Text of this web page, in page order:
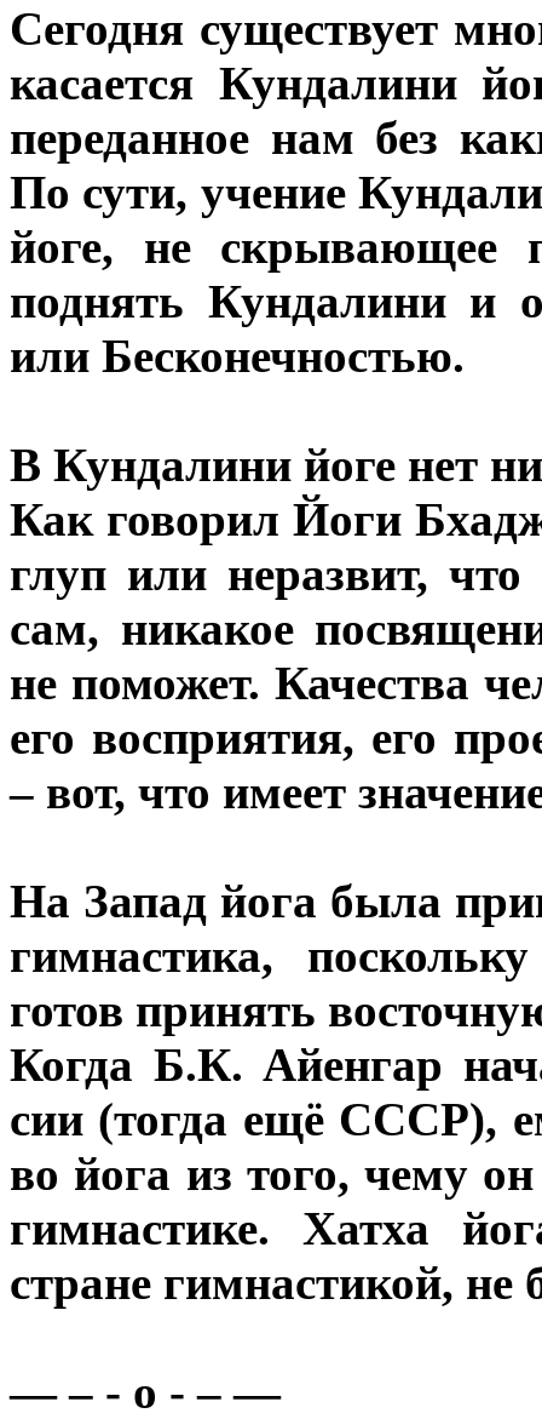
Сегодня существует
касается Кундалини
переданное нам без
По сути, учение
йоге, не
поднять Кундалини и
или Бесконечностью.
В Кундалини йоге нет
Как говорил Йоги
глуп или неразвит,
сам, никакое
не поможет. Качества
его восприятия, его
– вот, что имеет
На Запад йога была
гимнастика,
готов принять
Когда Б.К. Айенгар
сии (тогда ещё СССР),
во йога из того, чему
гимнастике. Хатха
стране гимнастикой, не
— – - o - – —